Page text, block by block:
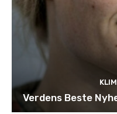
Verdens Beste